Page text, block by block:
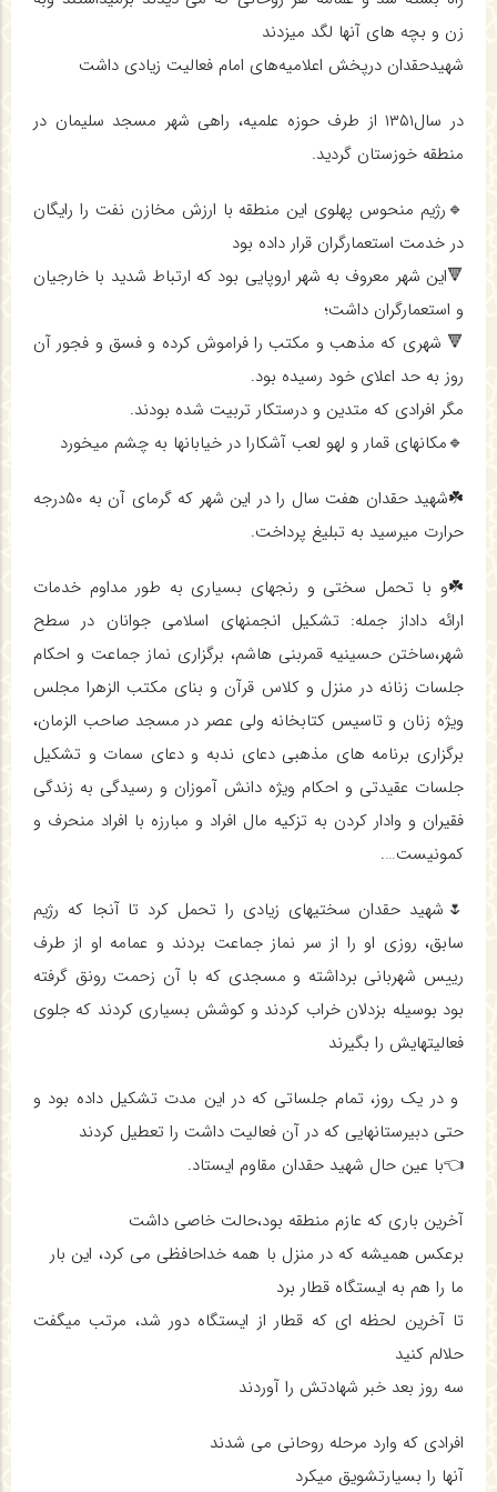
زن و بچه های آنها لگد میزدند
شهیدحقدان درپخش اعلامیه‌های امام فعالیت زیادی داشت
در سال۱۳۵۱ از طرف حوزه علمیه، راهی شهر مسجد سلیمان در
منطقه خوزستان گردید.
🔹رژیم منحوس پهلوی این منطقه با ارزش مخازن نفت را رایگان
در خدمت استعمارگران قرار داده بود
🔻این شهر معروف به شهر اروپایی بود که ارتباط شدید با خارجیان
و استعمارگران داشت؛
🔻 شهری که مذهب و مکتب را فراموش کرده و فسق و فجور آن
روز به حد اعلای خود رسیده بود.
مگر افرادی که متدین و درستکار تربیت شده بودند.
🔹مکانهای قمار و لهو لعب آشکارا در خیابانها به چشم میخورد
☘️شهید حقدان هفت سال را در این شهر که گرمای آن به ۵۰درجه
حرارت میرسید به تبلیغ پرداخت.
☘️و با تحمل سختی و رنجهای بسیاری به طور مداوم خدمات
ارائه داداز جمله: تشکیل انجمنهای اسلامی جوانان در سطح
شهر،ساختن حسینیه قمربنی هاشم، برگزاری نماز جماعت و احکام
جلسات زنانه در منزل و کلاس قرآن و بنای مکتب الزهرا مجلس
ویژه زنان و تاسیس کتابخانه ولی عصر در مسجد صاحب الزمان،
برگزاری برنامه های مذهبی دعای ندبه و دعای سمات و تشکیل
جلسات عقیدتی و احکام ویژه دانش آموزان و رسیدگی به زندگی
فقیران و وادار کردن به تزکیه مال افراد و مبارزه با افراد منحرف و
کمونیست….
🌷شهید حقدان سختیهای زیادی را تحمل کرد تا آنجا که رژیم
سابق، روزی او را از سر نماز جماعت بردند و عمامه او از طرف
رییس شهربانی برداشته و مسجدی که با آن زحمت رونق گرفته
بود بوسیله بزدلان خراب کردند و کوشش بسیاری کردند که جلوی
فعالیتهایش را بگیرند
و در یک روز، تمام جلساتی که در این مدت تشکیل داده بود و
حتی دبیرستانهایی که در آن فعالیت داشت را تعطیل کردند
👈با عین حال شهید حقدان مقاوم ایستاد.
آخرین باری که عازم منطقه بود،حالت خاصی داشت
برعکس همیشه که در منزل با همه خداحافظی می کرد، این بار
ما را هم به ایستگاه قطار برد
تا آخرین لحظه ای که قطار از ایستگاه دور شد، مرتب میگفت
حلالم کنید
سه روز بعد خبر شهادتش را آوردند
افرادی که وارد مرحله روحانی می شدند
آنها را بسیارتشویق میکرد